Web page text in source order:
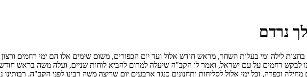
נרדם
בחצות לילה ומי בעלות השחר, מראש חודש אלול ועד יום הכפורים, משום שימים אלו הם ימי רחמים
לבקש רחמים על עם ישראל, ואמר לו הקב"ה שיעלה למרום להביא לוחות שניים, ועלה משה בראש
וכפרה, וכל ימי אלול לסליחות ותחנונים כנגד ארבעים יום שריצה משה רבינו לפני הקב"ה.